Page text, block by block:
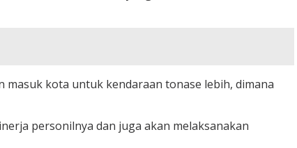
masuk kota untuk kendaraan tonase lebih, dimana
personilnya dan juga akan melaksanakan